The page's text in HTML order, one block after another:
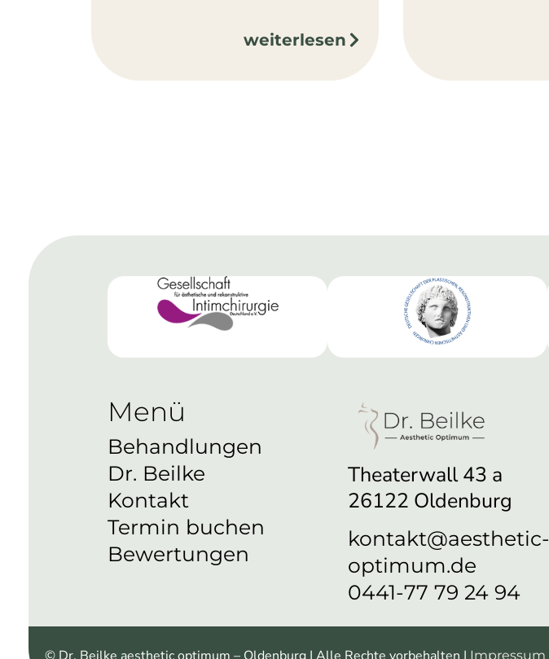
weiterlesen
Menü
Behandlungen
Dr. Beilke
Kontakt
Termin buchen
Bewertungen
Theaterwall 43 a
26122 Oldenburg
kontakt@aesthetic-
optimum.de
0441-77 79 24 94
Impressum